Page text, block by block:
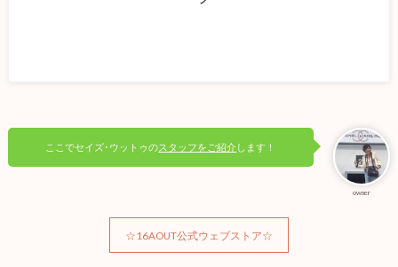
owner
ここでセイズ･ウットゥのスタッフをご紹介します！
☆16AOUT公式ウェブストア☆